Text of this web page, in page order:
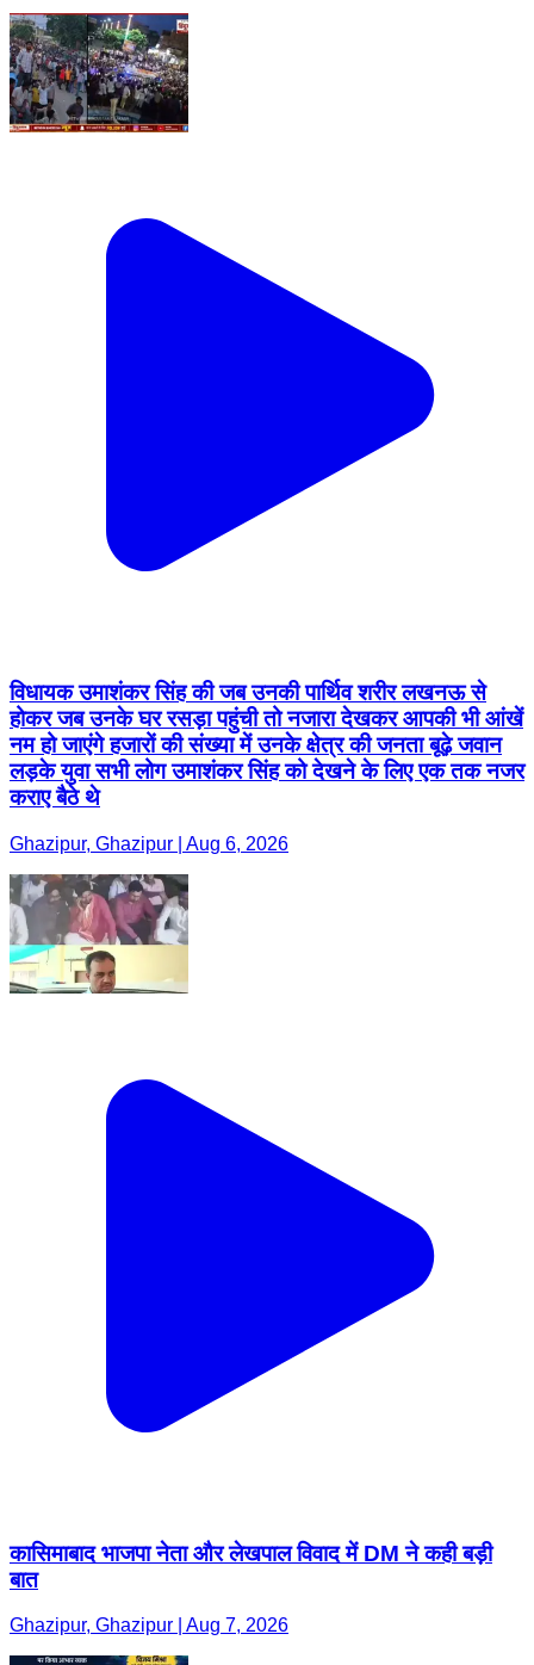
विधायक उमाशंकर सिंह की जब उनकी पार्थिव शरीर लखनऊ से
होकर जब उनके घर रसड़ा पहुंची तो नजारा देखकर आपकी भी आंखें
नम हो जाएंगे हजारों की संख्या में उनके क्षेत्र की जनता बूढ़े जवान
लड़के युवा सभी लोग उमाशंकर सिंह को देखने के लिए एक तक नजर
कराए बैठे थे
Ghazipur, Ghazipur | Aug 6, 2026
कासिमाबाद भाजपा नेता और लेखपाल विवाद में DM ने कही बड़ी
बात
Ghazipur, Ghazipur | Aug 7, 2026